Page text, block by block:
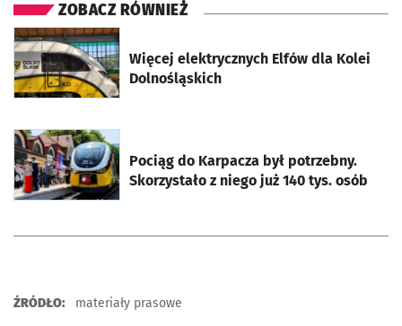
ZOBACZ RÓWNIEŻ
Więcej elektrycznych Elfów dla Kolei
Dolnośląskich
otworzy się w nowej karcie
Pociąg do Karpacza był potrzebny.
Skorzystało z niego już 140 tys. osób
otworzy się w nowej karcie
ŹRÓDŁO: materiały prasowe